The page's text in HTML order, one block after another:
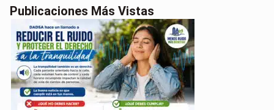
Publicaciones Más Vistas